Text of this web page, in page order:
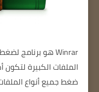
Winrar هو برنامج
الملفات الكبيرةلتكون
ضغط جميع أنواع